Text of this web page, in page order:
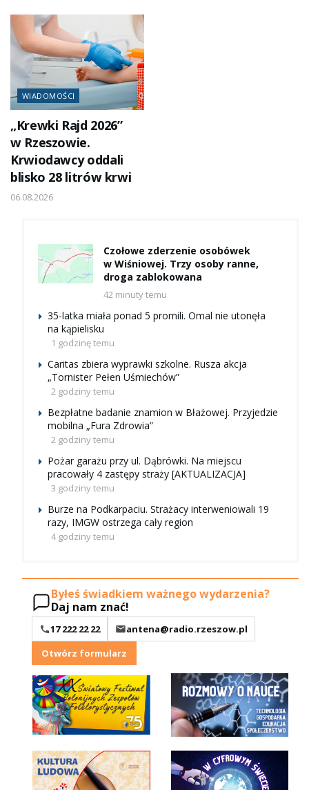
WIADOMOŚCI
„Krewki Rajd 2026”
w Rzeszowie.
Krwiodawcy oddali
blisko 28 litrów krwi
06.08.2026
Czołowe zderzenie osobówek
w Wiśniowej. Trzy osoby ranne,
droga zablokowana
42 minuty temu
35-latka miała ponad 5 promili. Omal nie utonęła
na kąpielisku
1 godzinę temu
Caritas zbiera wyprawki szkolne. Rusza akcja
„Tornister Pełen Uśmiechów”
2 godziny temu
Bezpłatne badanie znamion w Błażowej. Przyjedzie
mobilna „Fura Zdrowia”
2 godziny temu
Pożar garażu przy ul. Dąbrówki. Na miejscu
pracowały 4 zastępy straży [AKTUALIZACJA]
3 godziny temu
Burze na Podkarpaciu. Strażacy interweniowali 19
razy, IMGW ostrzega cały region
4 godziny temu
Byłeś świadkiem ważnego wydarzenia?
Daj nam znać!
17 222 22 22
antena@radio.rzeszow.pl
Otwórz formularz